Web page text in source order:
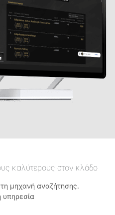
καλύτερους στον κλάδο
μηχανή αναζήτησης.
υπηρεσία